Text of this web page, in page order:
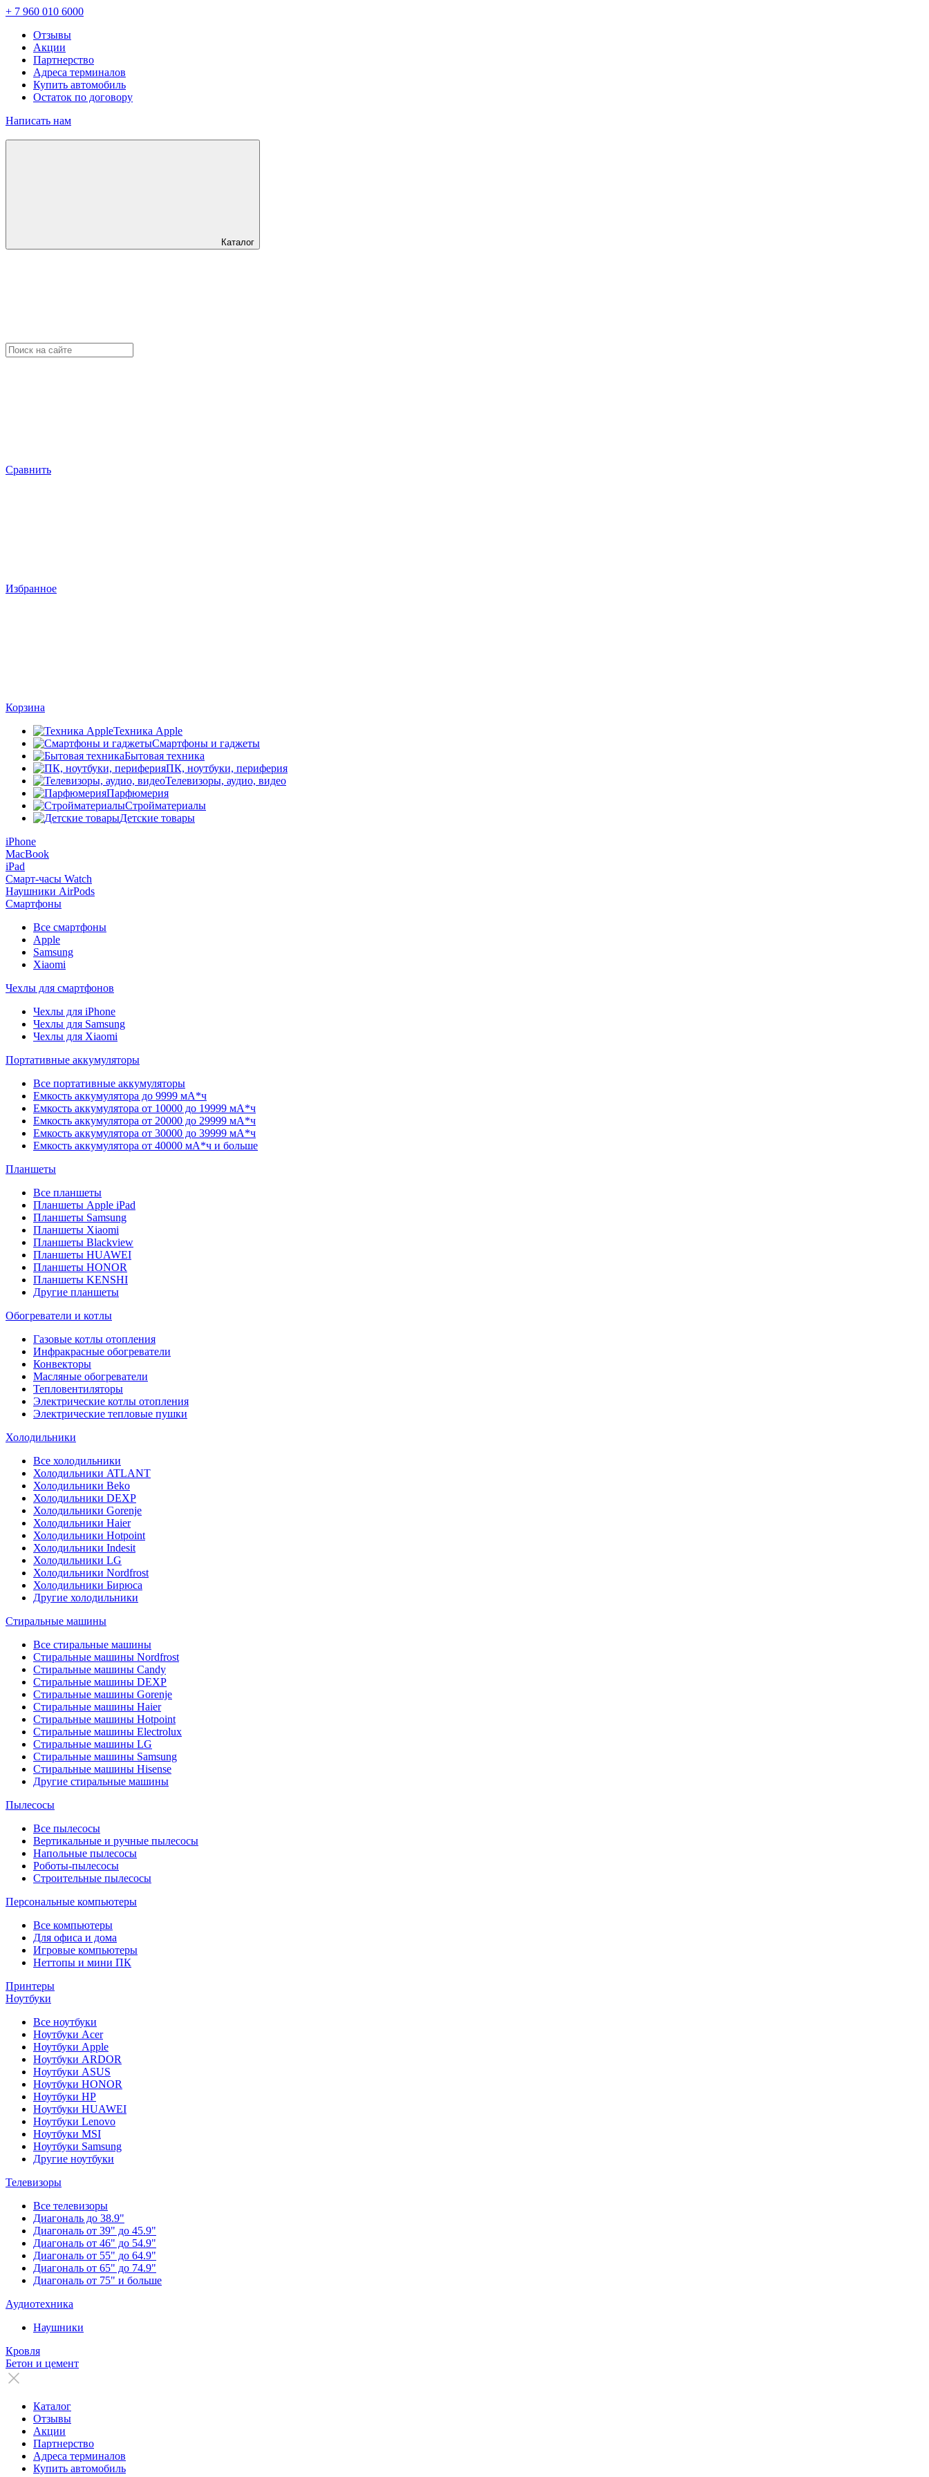
+ 7 960 010 6000
Отзывы
Акции
Партнерство
Адреса терминалов
Купить автомобиль
Остаток по договору
Написать нам
Каталог
Сравнить
Избранное
Корзина
Техника Apple
Смартфоны и гаджеты
Бытовая техника
ПК, ноутбуки, периферия
Телевизоры, аудио, видео
Парфюмерия
Стройматериалы
Детские товары
iPhone
MacBook
iPad
Смарт-часы Watch
Наушники AirPods
Смартфоны
Все смартфоны
Apple
Samsung
Xiaomi
Чехлы для смартфонов
Чехлы для iPhone
Чехлы для Samsung
Чехлы для Xiaomi
Портативные аккумуляторы
Все портативные аккумуляторы
Емкость аккумулятора до 9999 мА*ч
Емкость аккумулятора от 10000 до 19999 мА*ч
Емкость аккумулятора от 20000 до 29999 мА*ч
Емкость аккумулятора от 30000 до 39999 мА*ч
Емкость аккумулятора от 40000 мА*ч и больше
Планшеты
Все планшеты
Планшеты Apple iPad
Планшеты Samsung
Планшеты Xiaomi
Планшеты Blackview
Планшеты HUAWEI
Планшеты HONOR
Планшеты KENSHI
Другие планшеты
Обогреватели и котлы
Газовые котлы отопления
Инфракрасные обогреватели
Конвекторы
Масляные обогреватели
Тепловентиляторы
Электрические котлы отопления
Электрические тепловые пушки
Холодильники
Все холодильники
Холодильники ATLANT
Холодильники Beko
Холодильники DEXP
Холодильники Gorenje
Холодильники Haier
Холодильники Hotpoint
Холодильники Indesit
Холодильники LG
Холодильники Nordfrost
Холодильники Бирюса
Другие холодильники
Стиральные машины
Все стиральные машины
Стиральные машины Nordfrost
Стиральные машины Candy
Стиральные машины DEXP
Стиральные машины Gorenje
Стиральные машины Haier
Стиральные машины Hotpoint
Стиральные машины Electrolux
Стиральные машины LG
Стиральные машины Samsung
Стиральные машины Hisense
Другие стиральные машины
Пылесосы
Все пылесосы
Вертикальные и ручные пылесосы
Напольные пылесосы
Роботы-пылесосы
Строительные пылесосы
Персональные компьютеры
Все компьютеры
Для офиса и дома
Игровые компьютеры
Неттопы и мини ПК
Принтеры
Ноутбуки
Все ноутбуки
Ноутбуки Acer
Ноутбуки Apple
Ноутбуки ARDOR
Ноутбуки ASUS
Ноутбуки HONOR
Ноутбуки HP
Ноутбуки HUAWEI
Ноутбуки Lenovo
Ноутбуки MSI
Ноутбуки Samsung
Другие ноутбуки
Телевизоры
Все телевизоры
Диагональ до 38.9"
Диагональ от 39" до 45.9"
Диагональ от 46" до 54.9"
Диагональ от 55" до 64.9"
Диагональ от 65" до 74.9"
Диагональ от 75" и больше
Аудиотехника
Наушники
Кровля
Бетон и цемент
Каталог
Отзывы
Акции
Партнерство
Адреса терминалов
Купить автомобиль